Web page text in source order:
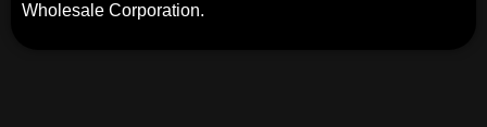
Wholesale Corporation.